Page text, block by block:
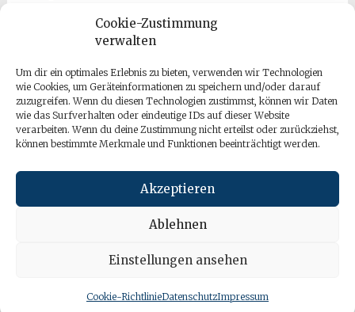
Cookie-Zustimmung
verwalten
Um dir ein optimales Erlebnis zu bieten, verwenden wir Technologien
wie Cookies, um Geräteinformationen zu speichern und/oder darauf
zuzugreifen. Wenn du diesen Technologien zustimmst, können wir Daten
wie das Surfverhalten oder eindeutige IDs auf dieser Website
verarbeiten. Wenn du deine Zustimmung nicht erteilst oder zurückziehst,
können bestimmte Merkmale und Funktionen beeinträchtigt werden.
Akzeptieren
Ablehnen
Einstellungen ansehen
Cookie-RichtlinieDatenschutzImpressum
Mai 2011
April 2011
von ThemeGrill. Powered byWordPress